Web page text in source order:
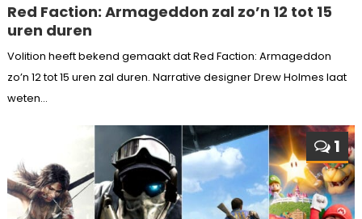
Red Faction: Armageddon zal zo’n 12 tot 15
uren duren
Volition heeft bekend gemaakt dat Red Faction: Armageddon
zo’n 12 tot 15 uren zal duren. Narrative designer Drew Holmes laat
weten...
1